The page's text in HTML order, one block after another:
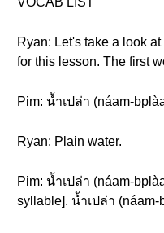
Ryan: Let's take a look
for this lesson. The first
Pim: น้ำเปล่า (náam-
Ryan: Plain water.
Pim: น้ำเปล่า (náam-
syllable]. น้ำเปล่า (náam-